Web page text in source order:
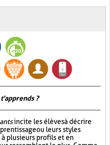
?
incite les élèves à décrire
ou leurs styles
plusieurs profils et en